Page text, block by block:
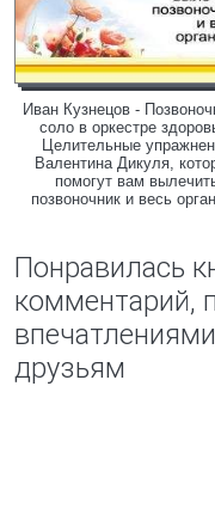
Иван Кузнецов -
соло в оркестре
Целительные
Валентина Дикуля,
помогут вам
позвоночник и весь
Понравилась
комментарий,
друзьям